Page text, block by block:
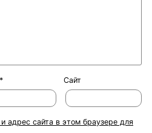
* Сайт
адрес сайта в этом браузере для